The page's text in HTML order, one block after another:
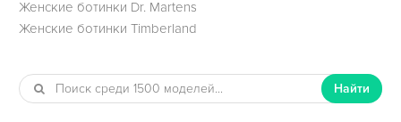
Женские ботинки Dr. Martens
Женские ботинки Timberland
Найти